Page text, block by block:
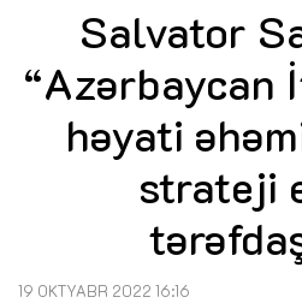
Salvator
“Azərbaycan
həyati
strateji
19 OKTYABR 2022 16:16